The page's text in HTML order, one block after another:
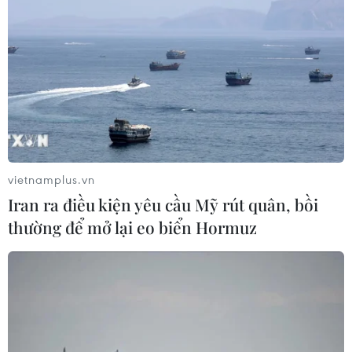
CƠ QUAN CHỦ QUẢN: THÔNG TẤN XÃ VIỆT NAM
Tổng Biên tập: TRẦN TIẾN DUẨN
Phó Tổng Biên tập: NGUYỄN THỊ TÁM, KHÚC THANH
THỦY
vietnamplus.vn
Iran ra điều kiện yêu cầu Mỹ rút quân, bồi
thường để mở lại eo biển Hormuz